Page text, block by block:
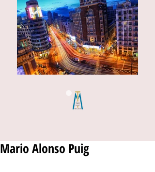
Mario Alonso Puig